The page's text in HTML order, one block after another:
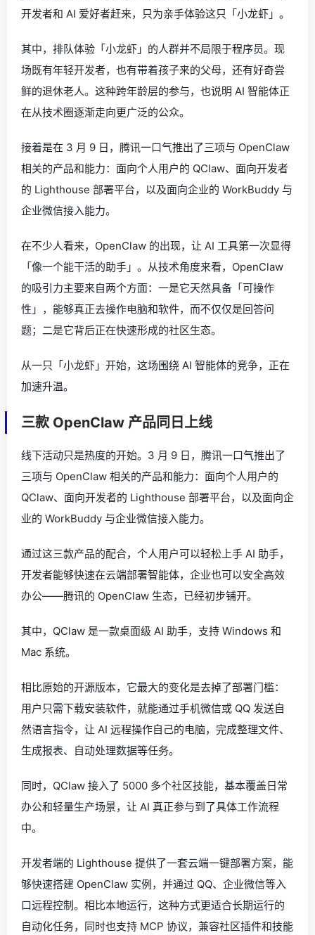
开发者和 AI 爱好者赶来，只为亲手体验这只「小龙虾」。
其中，排队体验「小龙虾」的人群并不局限于程序员。现
场既有年轻开发者，也有带着孩子来的父母，还有好奇尝
鲜的退休老人。这种跨年龄层的参与，也说明 AI 智能体正
在从技术圈逐渐走向更广泛的公众。
接着是在 3 月 9 日，腾讯一口气推出了三项与 OpenClaw
相关的产品和能力：面向个人用户的 QClaw、面向开发者
的 Lighthouse 部署平台，以及面向企业的 WorkBuddy 与
企业微信接入能力。
在不少人看来，OpenClaw 的出现，让 AI 工具第一次显得
「像一个能干活的助手」。从技术角度来看，OpenClaw
的吸引力主要来自两个方面：一是它天然具备「可操作
性」，能够真正去操作电脑和软件，而不仅仅是回答问
题；二是它背后正在快速形成的社区生态。
从一只「小龙虾」开始，这场围绕 AI 智能体的竞争，正在
加速升温。
三款 OpenClaw 产品同日上线
线下活动只是热度的开始。3 月 9 日，腾讯一口气推出了
三项与 OpenClaw 相关的产品和能力：面向个人用户的
QClaw、面向开发者的 Lighthouse 部署平台，以及面向企
业的 WorkBuddy 与企业微信接入能力。
通过这三款产品的配合，个人用户可以轻松上手 AI 助手，
开发者能够快速在云端部署智能体，企业也可以安全高效
办公——腾讯的 OpenClaw 生态，已经初步铺开。
其中，QClaw 是一款桌面级 AI 助手，支持 Windows 和
Mac 系统。
相比原始的开源版本，它最大的变化是去掉了部署门槛：
用户只需下载安装软件，就能通过手机微信或 QQ 发送自
然语言指令，让 AI 远程操作自己的电脑，完成整理文件、
生成报表、自动处理数据等任务。
同时，QClaw 接入了 5000 多个社区技能，基本覆盖日常
办公和轻量生产场景，让 AI 真正参与到了具体工作流程
中。
开发者端的 Lighthouse 提供了一套云端一键部署方案，能
够快速搭建 OpenClaw 实例，并通过 QQ、企业微信等入
口远程控制。相比本地运行，这种方式更适合长期运行的
自动化任务，同时也支持 MCP 协议，兼容社区插件和技能